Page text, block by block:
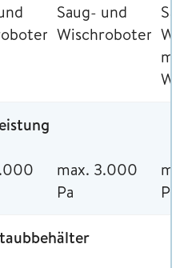
Saug- und
Wischroboter
mit
max. 3.000
Pa